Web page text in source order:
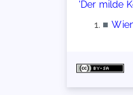
'Der milde
■